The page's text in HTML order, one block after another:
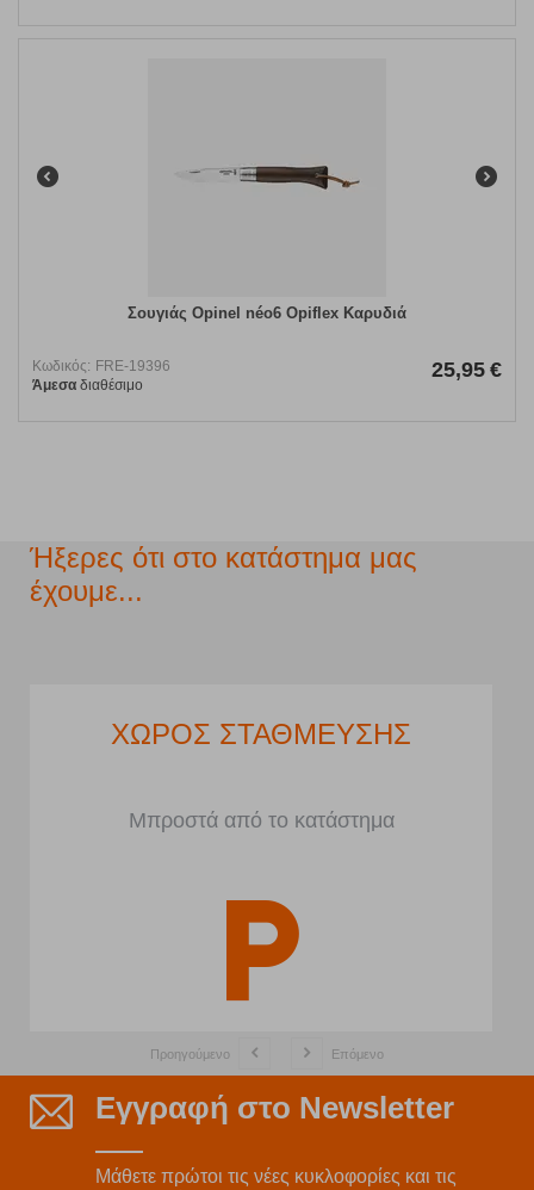
Σουγιάς Opinel néo6 Opiflex Καρυδιά
Κωδικός: FRE-19396
Άμεσα διαθέσιμο
25,95 €
Ήξερες ότι στο κατάστημα μας
έχουμε...
ΧΩΡΟΣ ΣΤΑΘΜΕΥΣΗΣ
Μπροστά από το κατάστημα
Προηγούμενο Επόμενο
Εγγραφή στο Newsletter
Μάθετε πρώτοι τις νέες κυκλοφορίες και τις